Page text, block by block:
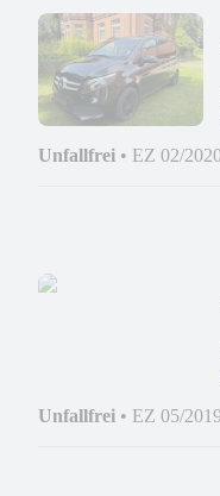
Unfallfrei • EZ 02/
Unfallfrei • EZ 05/